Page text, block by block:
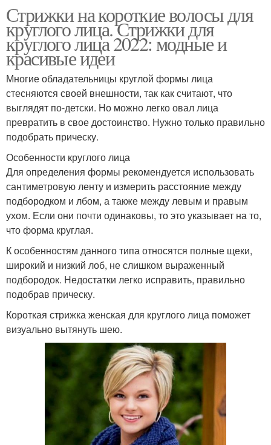
Стрижки на короткие волосы для
круглого лица. Стрижки для
круглого лица 2022: модные и
красивые идеи
Многие обладательницы круглой формы лица
стесняются своей внешности, так как считают, что
выглядят по-детски. Но можно легко овал лица
превратить в свое достоинство. Нужно только правильно
подобрать прическу.
Особенности круглого лица
Для определения формы рекомендуется использовать
сантиметровую ленту и измерить расстояние между
подбородком и лбом, а также между левым и правым
ухом. Если они почти одинаковы, то это указывает на то,
что форма круглая.
К особенностям данного типа относятся полные щеки,
широкий и низкий лоб, не слишком выраженный
подбородок. Недостатки легко исправить, правильно
подобрав прическу.
Короткая стрижка женская для круглого лица поможет
визуально вытянуть шею.